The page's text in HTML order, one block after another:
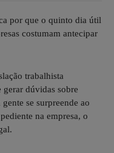
por que o quinto dia útil
costumam antecipar
trabalhista
gerar dúvidas sobre
se surpreende ao
na empresa, o